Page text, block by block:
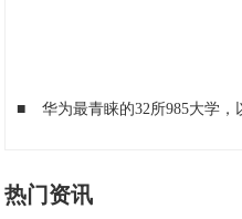
■ 华为最青睐的32所985大学
热门资讯